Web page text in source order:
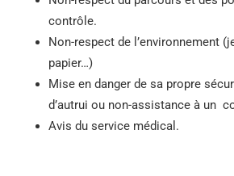
contrôle.
Non-respect de l’environnement
papier…)
Mise en danger de sa propre
d’autrui ou non-assistance à un
Avis du service médical.